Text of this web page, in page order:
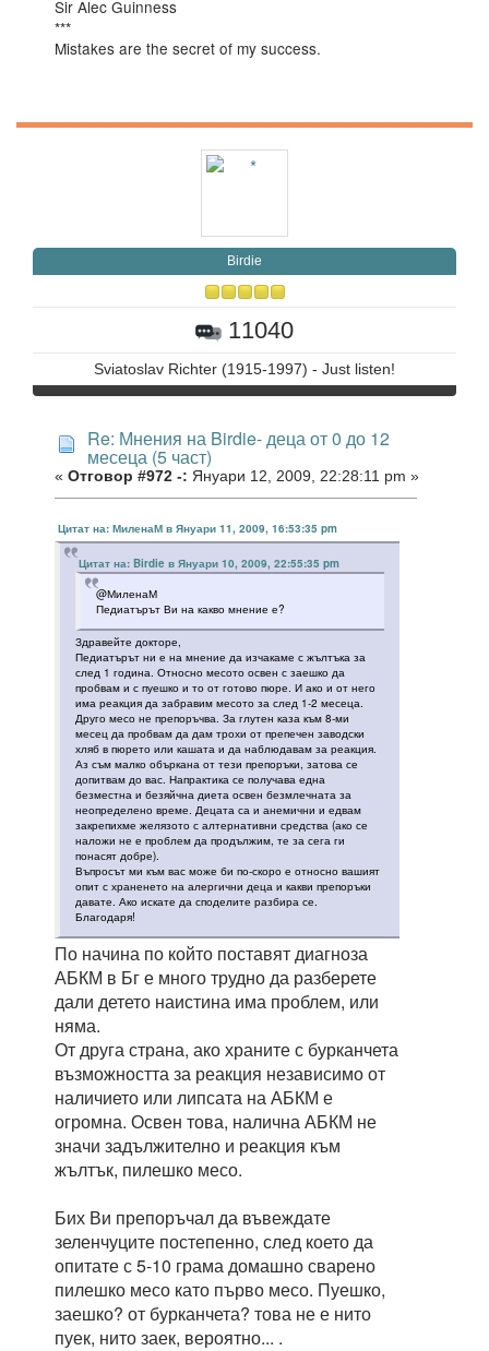
Sir Alec Guinness
***
Mistakes are the secret of my success.
Birdie
11040
Sviatoslav Richter (1915-1997) - Just listen!
Re: Мнения на Birdie- деца от 0 до 12
месеца (5 част)
« Отговор #972 -: Януари 12, 2009, 22:28:11 pm »
Цитат на: МиленаМ в Януари 11, 2009, 16:53:35 pm
Цитат на: Birdie в Януари 10, 2009, 22:55:35 pm
@МиленаМ
Педиатърът Ви на какво мнение е?
Здравейте докторе,
Педиатърът ни е на мнение да изчакаме с жълтъка за
след 1 година. Относно месото освен с заешко да
пробвам и с пуешко и то от готово пюре. И ако и от него
има реакция да забравим месото за след 1-2 месеца.
Друго месо не препоръчва. За глутен каза към 8-ми
месец да пробвам да дам трохи от препечен заводски
хляб в пюрето или кашата и да наблюдавам за реакция.
Аз съм малко объркана от тези препоръки, затова се
допитвам до вас. Напрактика се получава една
безместна и безяйчна диета освен безмлечната за
неопределено време. Децата са и анемични и едвам
закрепихме желязото с алтернативни средства (ако се
наложи не е проблем да продължим, те за сега ги
понасят добре).
Въпросът ми към вас може би по-скоро е относно вашият
опит с храненето на алергични деца и какви препоръки
давате. Ако искате да споделите разбира се.
Благодаря!
По начина по който поставят диагноза
АБКМ в Бг е много трудно да разберете
дали детето наистина има проблем, или
няма.
От друга страна, ако храните с бурканчета
възможността за реакция независимо от
наличието или липсата на АБКМ е
огромна. Освен това, налична АБКМ не
значи задължително и реакция към
жълтък, пилешко месо.
Бих Ви препоръчал да въвеждате
зеленчуците постепенно, след което да
опитате с 5-10 грама домашно сварено
пилешко месо като първо месо. Пуешко,
заешко? от бурканчета? това не е нито
пуек, нито заек, вероятно... .